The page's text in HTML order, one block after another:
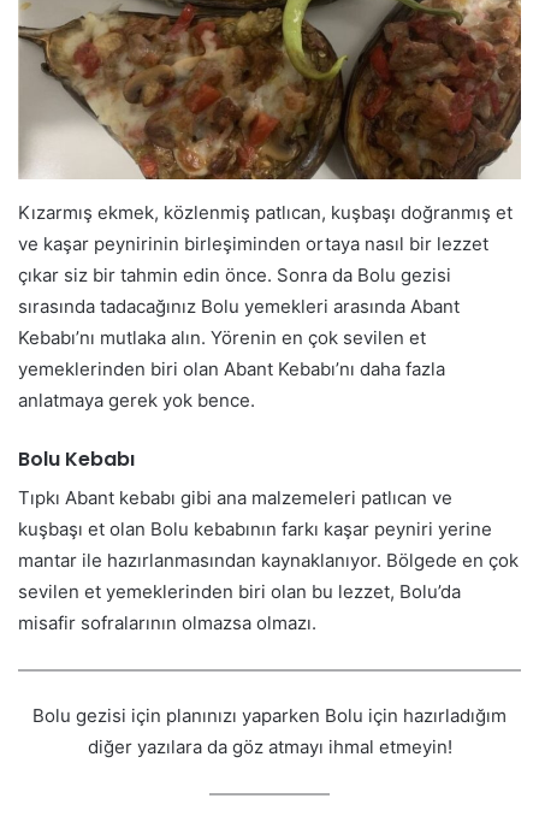
Kızarmış ekmek, közlenmiş patlıcan, kuşbaşı doğranmış et
ve kaşar peynirinin birleşiminden ortaya nasıl bir lezzet
çıkar siz bir tahmin edin önce. Sonra da Bolu gezisi
sırasında tadacağınız Bolu yemekleri arasında Abant
Kebabı’nı mutlaka alın. Yörenin en çok sevilen et
yemeklerinden biri olan Abant Kebabı’nı daha fazla
anlatmaya gerek yok bence.
Bolu Kebabı
Tıpkı Abant kebabı gibi ana malzemeleri patlıcan ve
kuşbaşı et olan Bolu kebabının farkı kaşar peyniri yerine
mantar ile hazırlanmasından kaynaklanıyor. Bölgede en çok
sevilen et yemeklerinden biri olan bu lezzet, Bolu’da
misafir sofralarının olmazsa olmazı.
Bolu gezisi için planınızı yaparken Bolu için hazırladığım
diğer yazılara da göz atmayı ihmal etmeyin!